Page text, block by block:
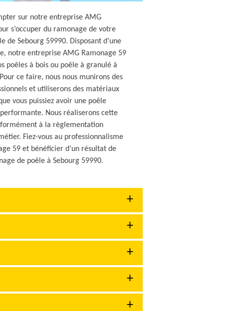
sur notre entreprise AMG
s’occuper du ramonage de votre
de Sebourg 59990. Disposant d’une
notre entreprise AMG Ramonage 59
poêles à bois ou poêle à granulé à
ce faire, nous nous munirons des
et utiliserons des matériaux
vous puissiez avoir une poêle
Nous réaliserons cette
à la règlementation
Fiez-vous au professionnalisme
59 et bénéficier d’un résultat de
de poêle à Sebourg 59990.